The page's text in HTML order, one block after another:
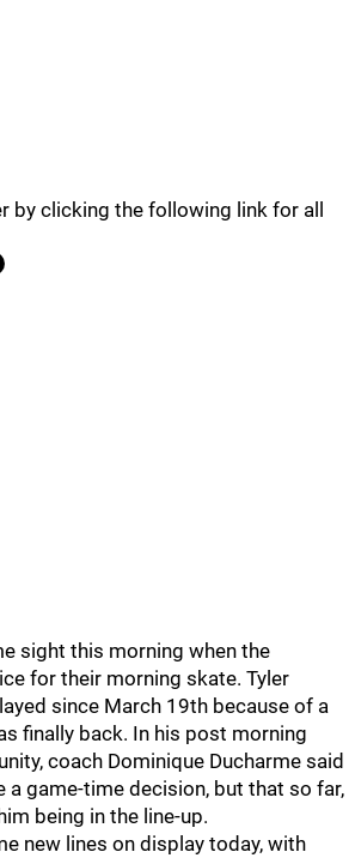
by clicking the following link for all
sight this morning when the
for their morning skate. Tyler
since March 19th because of a
finally back. In his post morning
coach Dominique Ducharme said
game-time decision, but that so far,
being in the line-up.
new lines on display today, with